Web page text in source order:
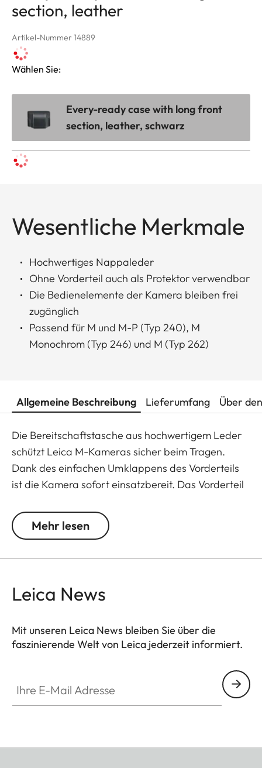
section, leather
Artikel-Nummer 14889
Wählen Sie:
Every-ready case with long front
section, leather, schwarz
Wesentliche Merkmale
Hochwertiges Nappaleder
Ohne Vorderteil auch als Protektor verwendbar
Die Bedienelemente der Kamera bleiben frei
zugänglich
Passend für M und M-P (Typ 240), M
Monochrom (Typ 246) und M (Typ 262)
Allgemeine Beschreibung Lieferumfang Über
Die Bereitschaftstasche aus hochwertigem Leder
schützt Leica M-Kameras sicher beim Tragen.
Dank des einfachen Umklappens des Vorderteils
ist die Kamera sofort einsatzbereit. Das Vorderteil
entfernen und ist so auch als Protektor
verwendbar. Die Bedienelemente an der
Mehr lesen
Leica News
Mit unseren Leica News bleiben Sie über die
faszinierende Welt von Leica jederzeit informiert.